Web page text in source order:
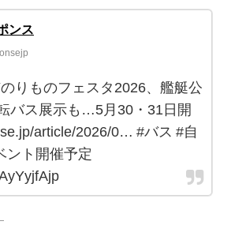
ンス
りものフェスタ2026、艦艇公
バス展示も…5月30・31日開
article/2026/0… #バス #自
ント開催予定